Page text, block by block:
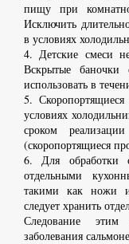
пищу при
Исключить
в условиях
4. Детские смеси
Вскрытые
использовать в
5.
условиях
сроком
(скоропортящиеся
6. Для обработки
отдельными
такими как ножи
следует хранить
Следование
заболевания